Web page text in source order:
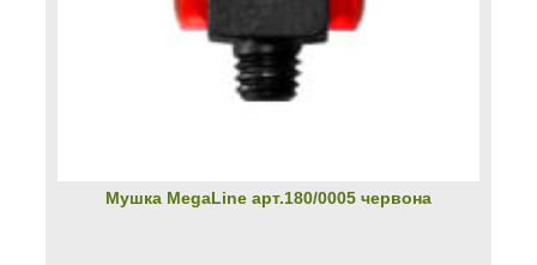
Мушка MegaLine арт.180/0005 червона